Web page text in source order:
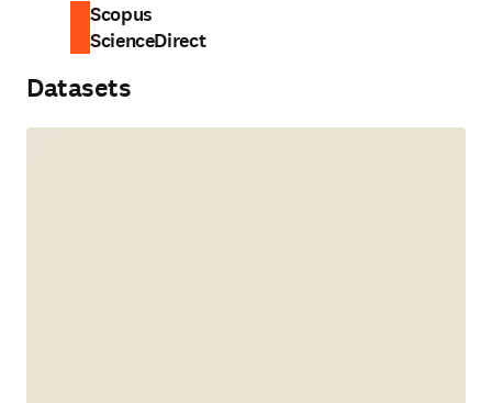
Scopus
ScienceDirect
Datasets